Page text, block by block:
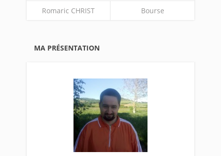
Romaric CHRIST Bourse
MA PRÉSENTATION